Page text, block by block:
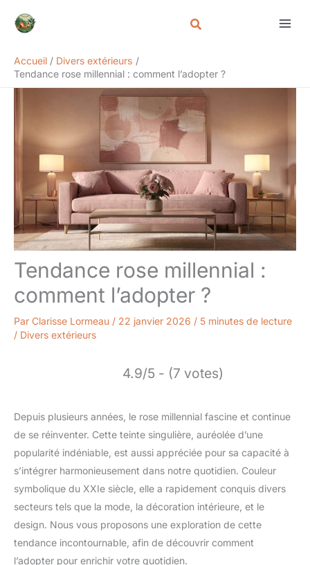
Accueil
Divers extérieurs
Tendance rose millennial : comment l’adopter ?
Tendance rose millennial :
comment l’adopter ?
Par Clarisse Lormeau / 22 janvier 2026 / 5 minutes de lecture
/ Divers extérieurs
4.9/5 - (7 votes)
Depuis plusieurs années, le rose millennial fascine et continue
de se réinventer. Cette teinte singulière, auréolée d’une
popularité indéniable, est aussi appréciée pour sa capacité à
s’intégrer harmonieusement dans notre quotidien. Couleur
symbolique du XXIe siècle, elle a rapidement conquis divers
secteurs tels que la mode, la décoration intérieure, et le
design. Nous vous proposons une exploration de cette
tendance incontournable, afin de découvrir comment
l’adopter pour enrichir votre quotidien.